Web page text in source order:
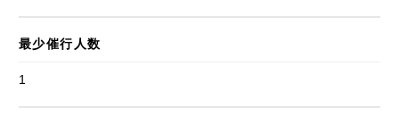
最少催行人数
1